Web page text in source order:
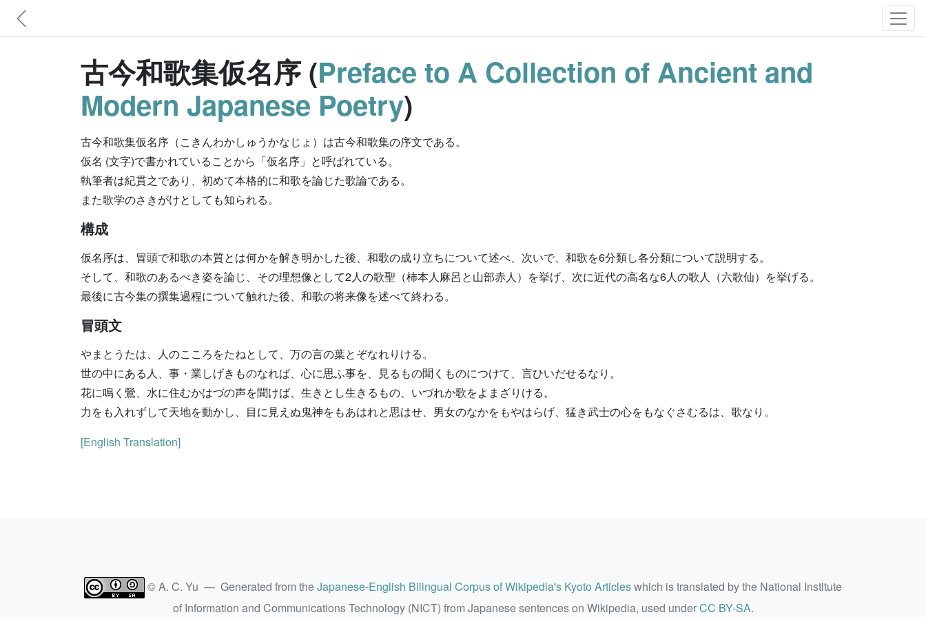
古今和歌集仮名序 (Preface to A Collection of Ancient and
Modern Japanese Poetry)
古今和歌集仮名序（こきんわかしゅうかなじょ）は古今和歌集の序文である。
仮名 (文字)で書かれていることから「仮名序」と呼ばれている。
執筆者は紀貫之であり、初めて本格的に和歌を論じた歌論である。
また歌学のさきがけとしても知られる。
構成
仮名序は、冒頭で和歌の本質とは何かを解き明かした後、和歌の成り立ちについて述べ、次いで、和歌を6分類し各分類について説明する。
そして、和歌のあるべき姿を論じ、その理想像として2人の歌聖（柿本人麻呂と山部赤人）を挙げ、次に近代の高名な6人の歌人（六歌仙）を挙げる。
最後に古今集の撰集過程について触れた後、和歌の将来像を述べて終わる。
冒頭文
やまとうたは、人のこころをたねとして、万の言の葉とぞなれりける。
世の中にある人、事・業しげきものなれば、心に思ふ事を、見るもの聞くものにつけて、言ひいだせるなり。
花に鳴く鶯、水に住むかはづの声を聞けば、生きとし生きるもの、いづれか歌をよまざりける。
力をも入れずして天地を動かし、目に見えぬ鬼神をもあはれと思はせ、男女のなかをもやはらげ、猛き武士の心をもなぐさむるは、歌なり。
[English Translation]
© A. C. Yu — Generated from theJapanese-English Bilingual Corpus of Wikipedia's Kyoto Articleswhich is translated by the National Institute
of Information and Communications Technology (NICT) from Japanese sentences on Wikipedia, used underCC BY-SA.